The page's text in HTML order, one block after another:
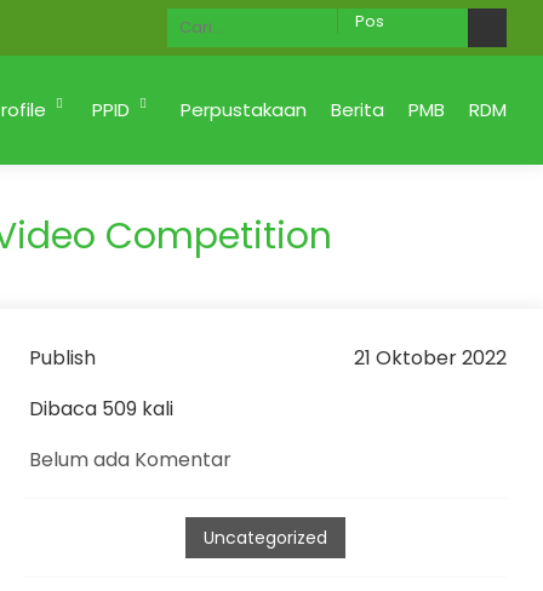
Ahlan Wa Sahlan di Website MAN 2 KOTA
PPID Perpustakaan Berita PMB RDM
Competition
Publish
21 Oktober 2022
Dibaca 509 kali
Belum ada Komentar
Uncategorized